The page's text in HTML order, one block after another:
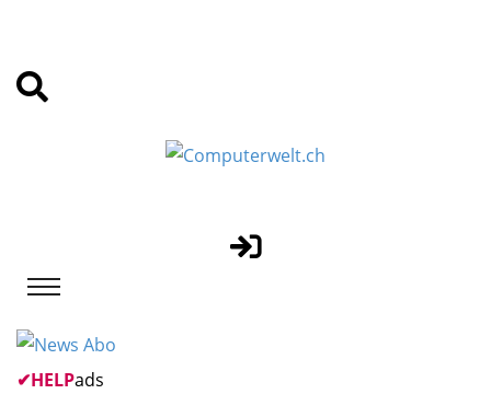
✔HELPads